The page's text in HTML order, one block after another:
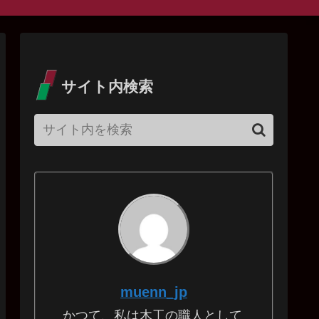
サイト内検索
muenn_jp
かつて、私は木工の職人として